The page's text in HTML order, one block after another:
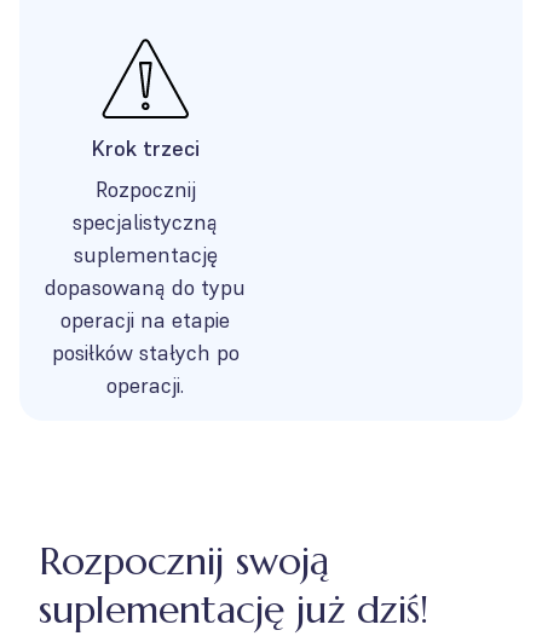
Rozpocznij
specjalistyczną
suplementację
dopasowaną do typu
operacji na etapie
posiłków stałych po
operacji.
Krok trzeci
Rozpocznij swoją
suplementację już dziś!